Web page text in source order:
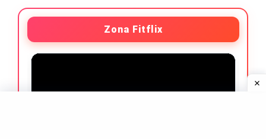
Zona Fitflix